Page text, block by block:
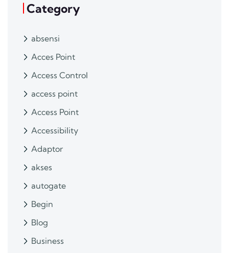
Category
absensi
Acces Point
Access Control
access point
Access Point
Accessibility
Adaptor
akses
autogate
Begin
Blog
Business